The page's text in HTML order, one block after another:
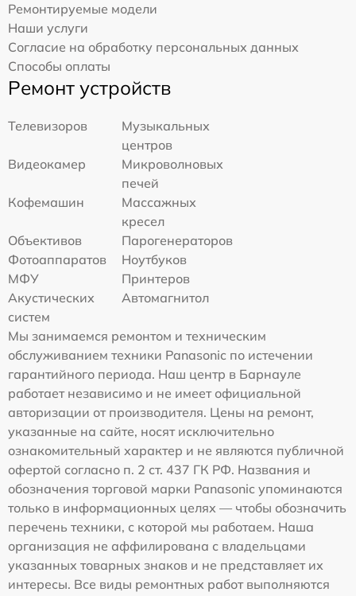
Ремонтируемые модели
Наши услуги
Согласие на обработку персональных данных
Способы оплаты
Ремонт устройств
Телевизоров
Музыкальных
центров
Видеокамер
Микроволновых
печей
Кофемашин
Массажных
кресел
Объективов
Парогенераторов
Фотоаппаратов
Ноутбуков
МФУ
Принтеров
Акустических
систем
Автомагнитол
Мы занимаемся ремонтом и техническим
обслуживанием техники Panasonic по истечении
гарантийного периода. Наш центр в Барнауле
работает независимо и не имеет официальной
авторизации от производителя. Цены на ремонт,
указанные на сайте, носят исключительно
ознакомительный характер и не являются публичной
офертой согласно п. 2 ст. 437 ГК РФ. Названия и
обозначения торговой марки Panasonic упоминаются
только в информационных целях — чтобы обозначить
перечень техники, с которой мы работаем. Наша
организация не аффилирована с владельцами
указанных товарных знаков и не представляет их
интересы. Все виды ремонтных работ выполняются